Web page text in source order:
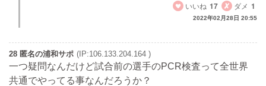
いいね 17 ダメ 1
2022年02月28日 20:55
28 匿名の浦和サポ (IP:106.133.204.164 )
一つ疑問なんだけど試合前の選手のPCR検査って全世界
共通でやってる事なんだろうか？